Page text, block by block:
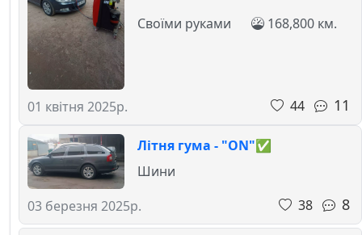
01 квітня 2025р.
Своїми руками 168,800 км.
44 11
Літня гума - "ON"✅
03 березня 2025р.
Шини
38
8